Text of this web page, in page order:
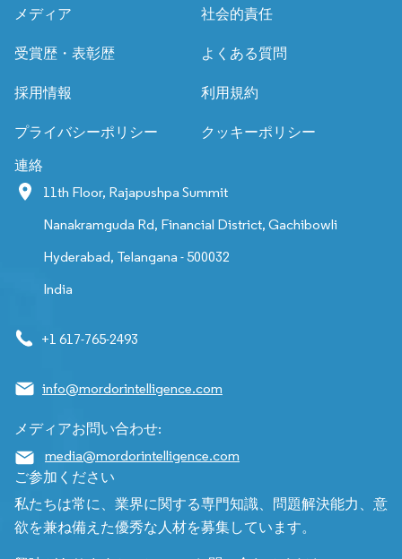
メディア 社会的責任
受賞歴・表彰歴 よくある質問
採用情報 利用規約
プライバシーポリシー クッキーポリシー
連絡
11th Floor, Rajapushpa Summit
Nanakramguda Rd, Financial District, Gachibowli
Hyderabad, Telangana - 500032
India
+1 617-765-2493
info@mordorintelligence.com
メディアお問い合わせ:
media@mordorintelligence.com
ご参加ください
私たちは常に、業界に関する専門知識、問題解決能力、意
欲を兼ね備えた優秀な人材を募集しています。